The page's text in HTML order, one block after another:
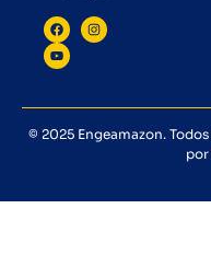
© 2025 Engeamazon.
por